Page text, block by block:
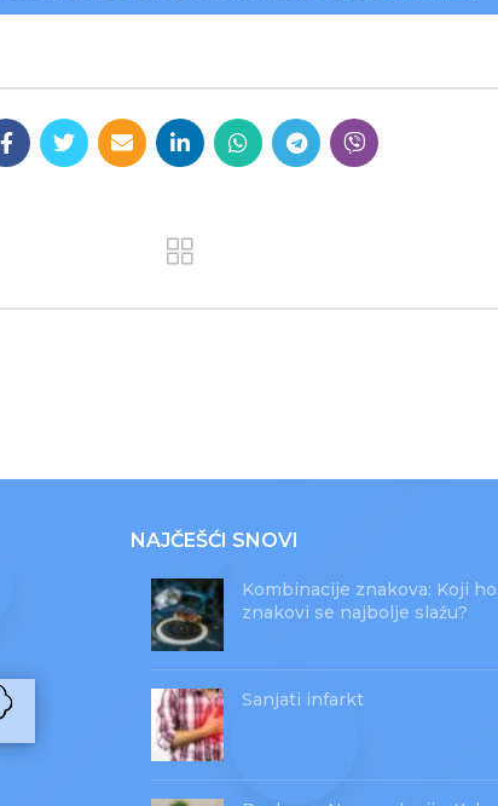
NAJČEŠĆI SNOVI
Kombinacije znakova: Koji
znakovi se najbolje slažu?
Sanjati infarkt